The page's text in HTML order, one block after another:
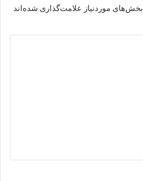
بخش‌های موردنیاز علامت‌گذاری شده‌اند